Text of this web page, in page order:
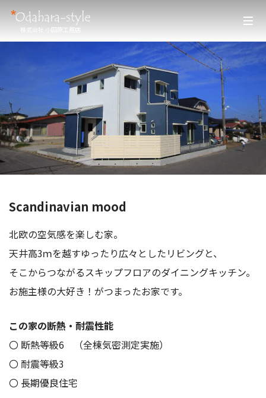
株式会社 小田原工務店
Scandinavian mood
北欧の空気感を楽しむ家。
天井高3ｍを越すゆったり広々としたリビングと、
そこからつながるスキップフロアのダイニングキッチン。
お施主様の大好き！がつまったお家です。
この家の断熱・耐震性能
〇 断熱等級6 （全棟気密測定実施）
〇 耐震等級3
〇 長期優良住宅